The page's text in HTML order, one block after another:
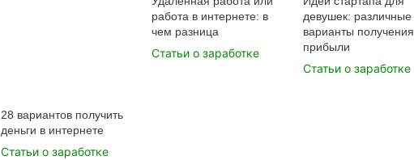
28 вариантов получить
деньги в интернете
Статьи о заработке
работа в интернете: в
чем разница
Статьи о заработке
девушек: различные
варианты получения
прибыли
Статьи о заработке